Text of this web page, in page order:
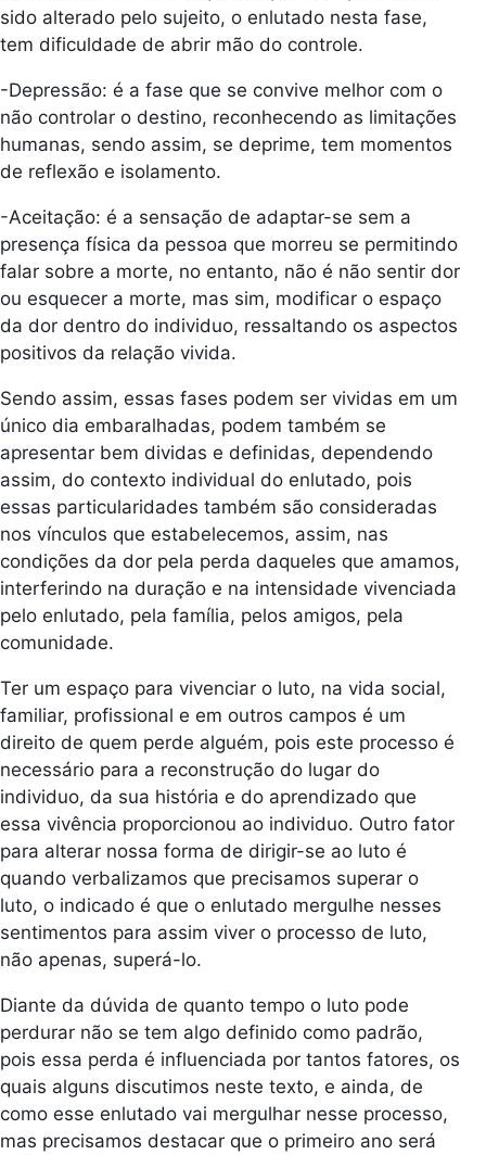
sido alterado pelo sujeito, o enlutado nesta fase,
tem dificuldade de abrir mão do controle.
-Depressão: é a fase que se convive melhor com o
não controlar o destino, reconhecendo as limitações
humanas, sendo assim, se deprime, tem momentos
de reflexão e isolamento.
-Aceitação: é a sensação de adaptar-se sem a
presença física da pessoa que morreu se permitindo
falar sobre a morte, no entanto, não é não sentir dor
ou esquecer a morte, mas sim, modificar o espaço
da dor dentro do individuo, ressaltando os aspectos
positivos da relação vivida.
Sendo assim, essas fases podem ser vividas em um
único dia embaralhadas, podem também se
apresentar bem dividas e definidas, dependendo
assim, do contexto individual do enlutado, pois
essas particularidades também são consideradas
nos vínculos que estabelecemos, assim, nas
condições da dor pela perda daqueles que amamos,
interferindo na duração e na intensidade vivenciada
pelo enlutado, pela família, pelos amigos, pela
comunidade.
Ter um espaço para vivenciar o luto, na vida social,
familiar, profissional e em outros campos é um
direito de quem perde alguém, pois este processo é
necessário para a reconstrução do lugar do
individuo, da sua história e do aprendizado que
essa vivência proporcionou ao individuo. Outro fator
para alterar nossa forma de dirigir-se ao luto é
quando verbalizamos que precisamos superar o
luto, o indicado é que o enlutado mergulhe nesses
sentimentos para assim viver o processo de luto,
não apenas, superá-lo.
Diante da dúvida de quanto tempo o luto pode
perdurar não se tem algo definido como padrão,
pois essa perda é influenciada por tantos fatores, os
quais alguns discutimos neste texto, e ainda, de
como esse enlutado vai mergulhar nesse processo,
mas precisamos destacar que o primeiro ano será